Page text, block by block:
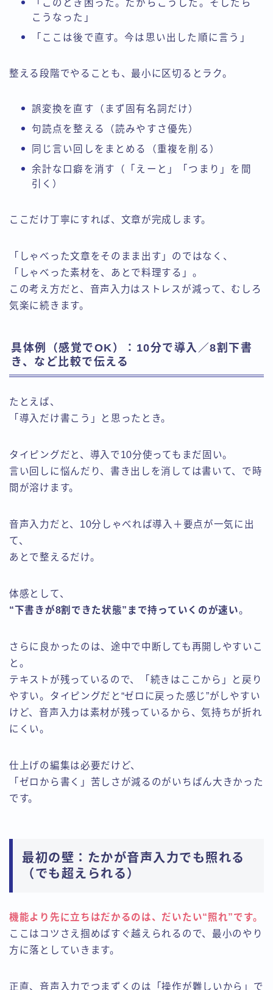
「このとき困った。だからこうした。そしたら
こうなった」
「ここは後で直す。今は思い出した順に言う」
整える段階でやることも、最小に区切るとラク。
誤変換を直す（まず固有名詞だけ）
句読点を整える（読みやすさ優先）
同じ言い回しをまとめる（重複を削る）
余計な口癖を消す（「えーと」「つまり」を間
引く）
ここだけ丁寧にすれば、文章が完成します。
「しゃべった文章をそのまま出す」のではなく、
「しゃべった素材を、あとで料理する」。
この考え方だと、音声入力はストレスが減って、むしろ
気楽に続きます。
具体例（感覚でOK）：10分で導入／8割下書
き、など比較で伝える
たとえば、
「導入だけ書こう」と思ったとき。
タイピングだと、導入で10分使ってもまだ固い。
言い回しに悩んだり、書き出しを消しては書いて、で時
間が溶けます。
音声入力だと、10分しゃべれば導入＋要点が一気に出
て、
あとで整えるだけ。
体感として、
“下書きが8割できた状態”まで持っていくのが速い。
さらに良かったのは、途中で中断しても再開しやすいこ
と。
テキストが残っているので、「続きはここから」と戻り
やすい。タイピングだと“ゼロに戻った感じ”がしやすい
けど、音声入力は素材が残っているから、気持ちが折れ
にくい。
仕上げの編集は必要だけど、
「ゼロから書く」苦しさが減るのがいちばん大きかった
です。
最初の壁：たかが音声入力でも照れる
（でも超えられる）
機能より先に立ちはだかるのは、だいたい“照れ”です。
ここはコツさえ掴めばすぐ越えられるので、最小のやり
方に落としていきます。
正直、音声入力でつまずくのは「操作が難しいから」で